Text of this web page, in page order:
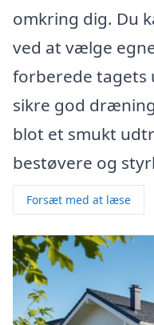
omkring dig. Du
ved at vælge
forberede tagets
sikre god
blot et smukt
bestøvere og
Forsæt med at læse